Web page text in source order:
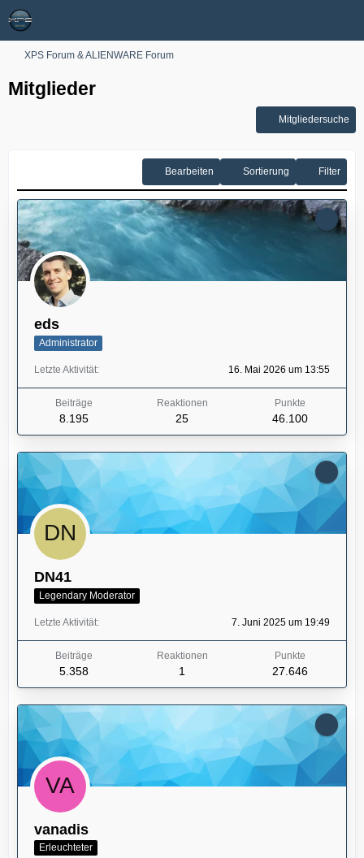
XPS Forum & ALIENWARE Forum
Mitglieder
Mitgliedersuche
Bearbeiten Sortierung Filter
eds
Administrator
Letzte Aktivität 16. Mai 2026 um 13:55
Beiträge
8.195
Reaktionen
25
Punkte
46.100
DN41
Legendary Moderator
Letzte Aktivität 7. Juni 2025 um 19:49
Beiträge
5.358
Reaktionen
1
Punkte
27.646
vanadis
Erleuchteter